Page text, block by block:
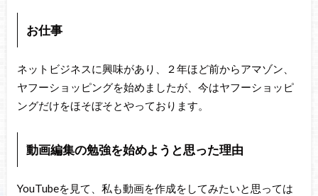
お仕事
ネットビジネスに興味があり、２年ほど前からアマゾン、
ヤフーショッピングを始めましたが、今はヤフーショッピ
ングだけをほそぼそとやっております。
動画編集の勉強を始めようと思った理由
YouTubeを見て、私も動画を作成をしてみたいと思っては